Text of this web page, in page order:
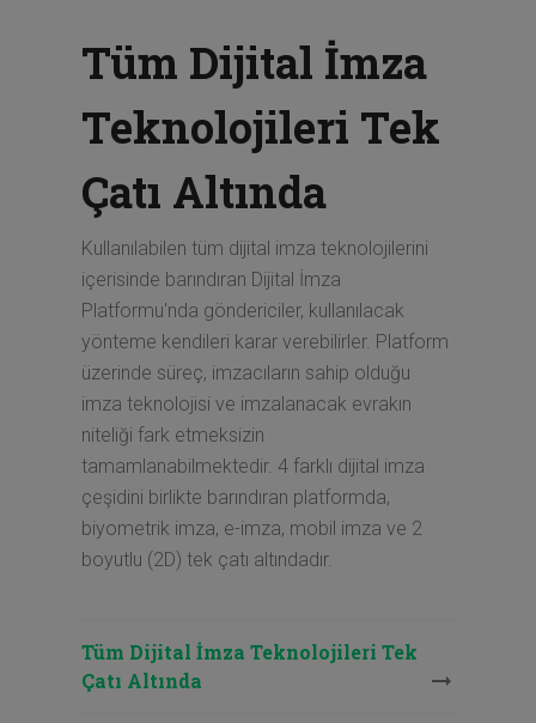
Tüm Dijital İmza
Teknolojileri Tek
Çatı Altında
Kullanılabilen tüm dijital imza teknolojilerini
içerisinde barındıran Dijital İmza
Platformu'nda göndericiler, kullanılacak
yönteme kendileri karar verebilirler. Platform
üzerinde süreç, imzacıların sahip olduğu
imza teknolojisi ve imzalanacak evrakın
niteliği fark etmeksizin
tamamlanabilmektedir. 4 farklı dijital imza
çeşidini birlikte barındıran platformda,
biyometrik imza, e-imza, mobil imza ve 2
boyutlu (2D) tek çatı altındadır.
Tüm Dijital İmza Teknolojileri Tek
Çatı Altında